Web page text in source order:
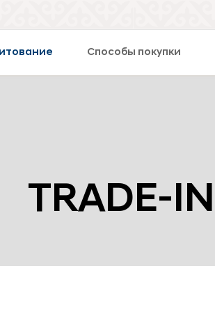
Способы покупки
TRADE-IN